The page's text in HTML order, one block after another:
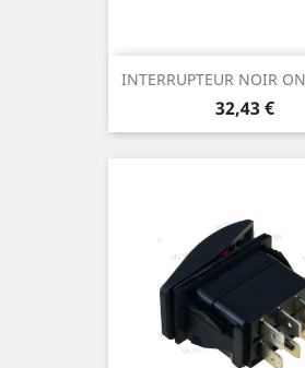
INTERRUPTEUR NOIR
Prix
32,43 €